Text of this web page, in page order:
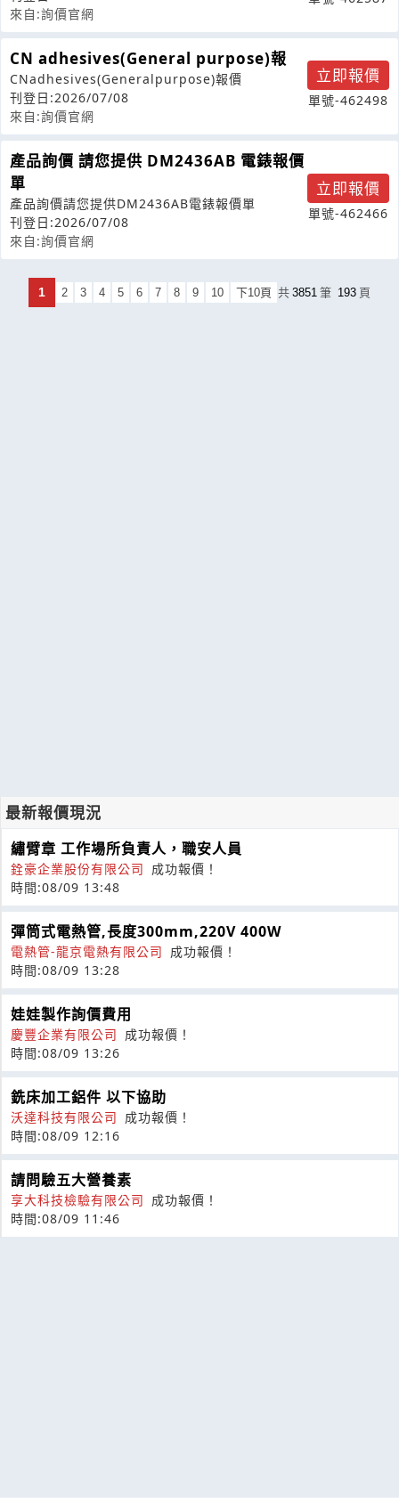
來自:詢價官網
CN adhesives(General purpose)報
CNadhesives(Generalpurpose)報價
刊登日:2026/07/08
來自:詢價官網
立即報價
單號-462498
產品詢價 請您提供 DM2436AB 電錶報價
單
產品詢價請您提供DM2436AB電錶報價單
刊登日:2026/07/08
來自:詢價官網
立即報價
單號-462466
1 2 3 4 5 6 7 8 9 10 下10頁 共 3851 筆 193 頁
最新報價現況
繡臂章 工作場所負責人，職安人員
銓豪企業股份有限公司 成功報價！
時間:08/09 13:48
彈筒式電熱管,長度300mm,220V 400W
電熱管-龍京電熱有限公司 成功報價！
時間:08/09 13:28
娃娃製作詢價費用
慶豐企業有限公司 成功報價！
時間:08/09 13:26
銑床加工鋁件 以下協助
沃達科技有限公司 成功報價！
時間:08/09 12:16
請問驗五大營養素
享大科技檢驗有限公司 成功報價！
時間:08/09 11:46